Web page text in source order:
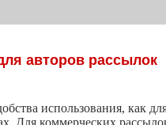
авторов рассылок
использования, как